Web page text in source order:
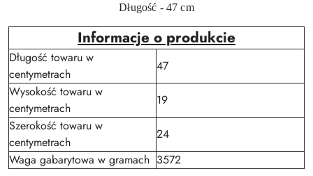
Długość - 47 cm
Informacje o produkcie
Długość towaru w
centymetrach
47
Wysokość towaru w
centymetrach
19
Szerokość towaru w
centymetrach
24
Waga gabarytowa w gramach 3572